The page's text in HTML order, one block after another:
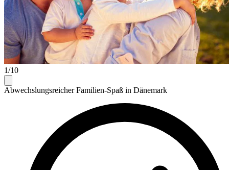
1/10
Abwechslungsreicher Familien-Spaß in Dänemark